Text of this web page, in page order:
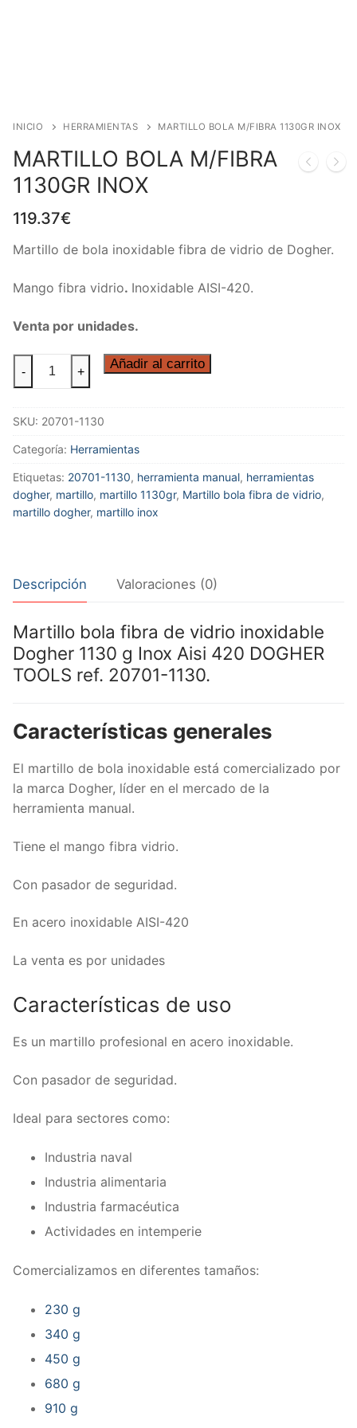
INICIO HERRAMIENTAS MARTILLO BOLA M/FIBRA 1130GR INOX
MARTILLO BOLA M/FIBRA
1130GR INOX
119.37€
Martillo de bola inoxidable fibra de vidrio de Dogher.
Mango fibra vidrio. Inoxidable AISI-420.
Venta por unidades.
MARTILLO
BOLA
1130GR
INOX
- + Añadir al carrito
SKU: 20701-1130
Categoría: Herramientas
Etiquetas: 20701-1130, herramienta manual, herramientas
dogher, martillo, martillo 1130gr, Martillo bola fibra de vidrio,
martillo dogher, martillo inox
Descripción Valoraciones (0)
Martillo bola fibra de vidrio inoxidable
Dogher 1130 g Inox Aisi 420 DOGHER
TOOLS ref. 20701-1130.
Características generales
El martillo de bola inoxidable está comercializado por
la marca Dogher, líder en el mercado de la
herramienta manual.
Tiene el mango fibra vidrio.
Con pasador de seguridad.
En acero inoxidable AISI-420
La venta es por unidades
Características de uso
Es un martillo profesional en acero inoxidable.
Con pasador de seguridad.
Ideal para sectores como:
Industria naval
Industria alimentaria
Industria farmacéutica
Actividades en intemperie
Comercializamos en diferentes tamaños:
230 g
340 g
450 g
680 g
910 g